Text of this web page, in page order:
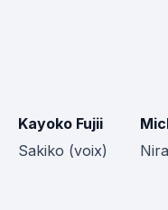
Kayoko Fujii
Sakiko (voix)